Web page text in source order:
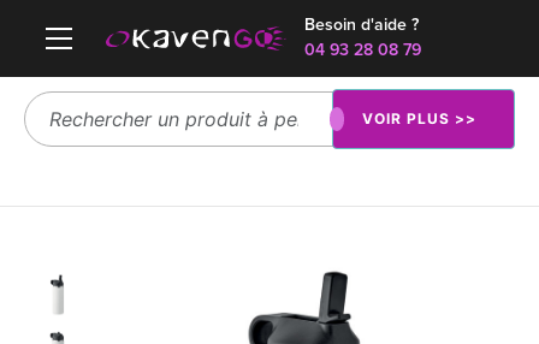
Besoin d'aide ?
04 93 28 08 79
VOIR PLUS >>